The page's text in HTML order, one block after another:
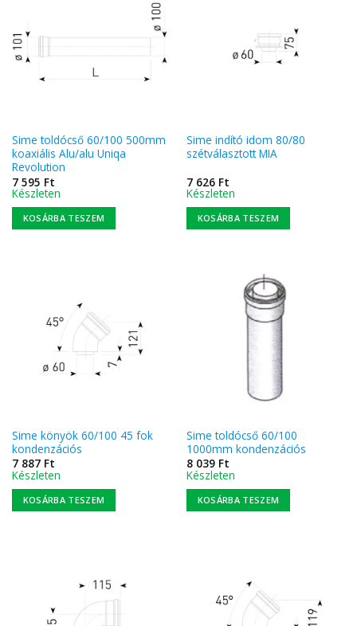
Sime toldócső 60/100 500mm
koaxiális Alu/alu Uniqa
Revolution
7 595 Ft
Készleten
KOSÁRBA TESZEM
Sime indító idom 80/80
szétválasztott MIA
7 626 Ft
Készleten
KOSÁRBA TESZEM
Sime könyök 60/100 45 fok
kondenzációs
7 887 Ft
Készleten
KOSÁRBA TESZEM
Sime toldócső 60/100
1000mm kondenzációs
8 039 Ft
Készleten
KOSÁRBA TESZEM